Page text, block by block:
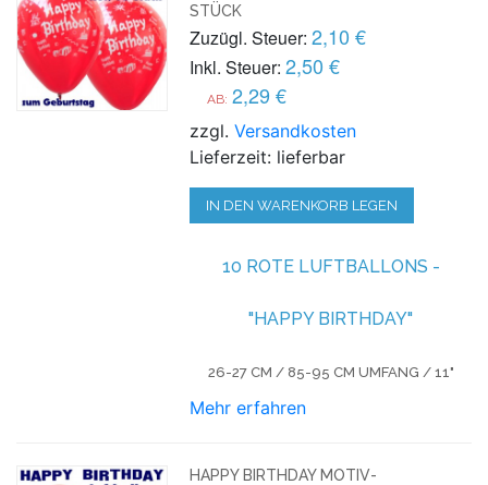
STÜCK
Zuzügl. Steuer: 2,10 €
Inkl. Steuer: 2,50 €
AB: 2,29 €
zzgl.Versandkosten
Lieferzeit: lieferbar
IN DEN WARENKORB LEGEN
10 ROTE LUFTBALLONS -
"HAPPY BIRTHDAY"
26-27 CM / 85-95 CM UMFANG / 11"
Mehr erfahren
HAPPY BIRTHDAY MOTIV-